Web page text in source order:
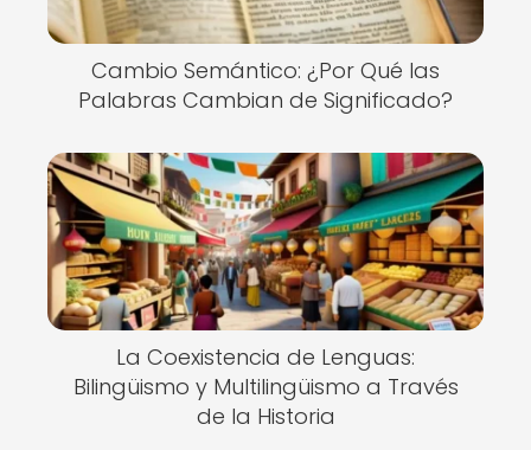
Cambio Semántico: ¿Por Qué las
Palabras Cambian de Significado?
La Coexistencia de Lenguas:
Bilingüismo y Multilingüismo a Través
de la Historia